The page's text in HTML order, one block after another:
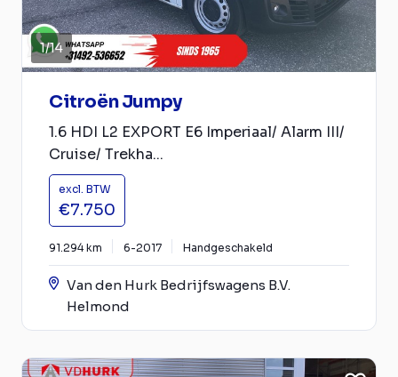
1/14
Citroën Jumpy
1.6 HDI L2 EXPORT E6 Imperiaal/ Alarm III/
Cruise/ Trekha...
excl. BTW
€7.750
91.294 km 6-2017 Handgeschakeld
Van den Hurk Bedrijfswagens B.V.
Helmond